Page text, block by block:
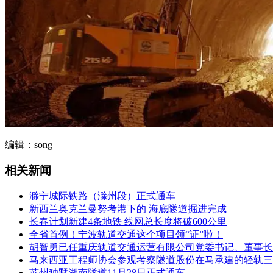
编辑：song
相关新闻
滁宁城际铁路（滁州段）正式通车
新西兰奥克兰曼努考港下的 海底隧道掘进完成
长春计划新建4条地铁 线网总长度将破600公里
全省首例！宁波轨道交通这个项目领“证”啦！
胡智勇已任重庆轨道交通运营有限公司党委书记、董事长
马来西亚工程师协会参观考察隧道股份在马承建的轻轨